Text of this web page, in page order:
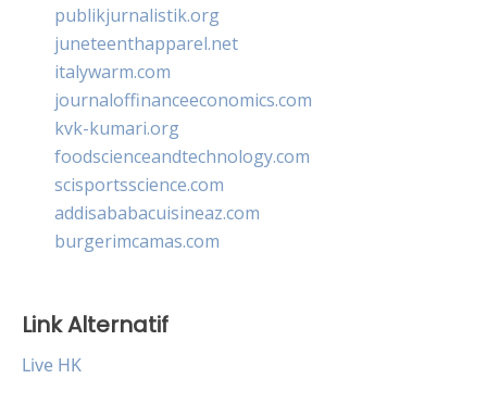
publikjurnalistik.org
juneteenthapparel.net
italywarm.com
journaloffinanceeconomics.com
kvk-kumari.org
foodscienceandtechnology.com
scisportsscience.com
addisababacuisineaz.com
burgerimcamas.com
Link Alternatif
Live HK